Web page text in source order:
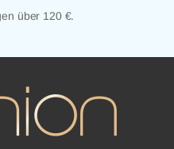
über 120 €.